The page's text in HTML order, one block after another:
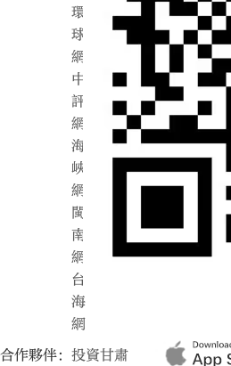
環
球
網
中
評
網
海
峽
網
閩
南
網
台
海
網
合作夥伴： 投資甘肅